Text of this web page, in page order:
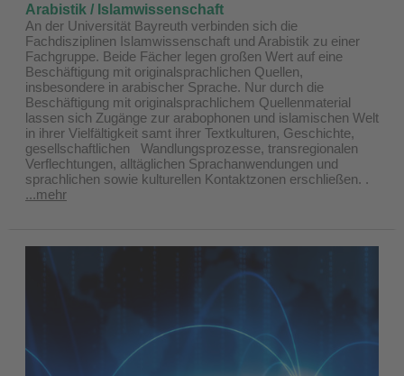
Arabistik / Islamwissenschaft
An der Universität Bayreuth verbinden sich die
Fachdisziplinen Islamwissenschaft und Arabistik zu einer
Fachgruppe. Beide Fächer legen großen Wert auf eine
Beschäftigung mit originalsprachlichen Quellen,
insbesondere in arabischer Sprache. Nur durch die
Beschäftigung mit originalsprachlichem Quellenmaterial
lassen sich Zugänge zur arabophonen und islamischen Welt
in ihrer Vielfältigkeit samt ihrer Textkulturen, Geschichte,
gesellschaftlichen Wandlungsprozesse, transregionalen
Verflechtungen, alltäglichen Sprachanwendungen und
sprachlichen sowie kulturellen Kontaktzonen erschließen. .
...mehr